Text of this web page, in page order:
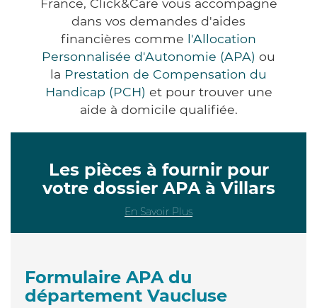
France, Click&Care vous accompagne
dans vos demandes d'aides
financières comme l'Allocation
Personnalisée d'Autonomie (APA) ou
la Prestation de Compensation du
Handicap (PCH) et pour trouver une
aide à domicile qualifiée.
Les pièces à fournir pour
votre dossier APA à Villars
En Savoir Plus
Formulaire APA du
département Vaucluse